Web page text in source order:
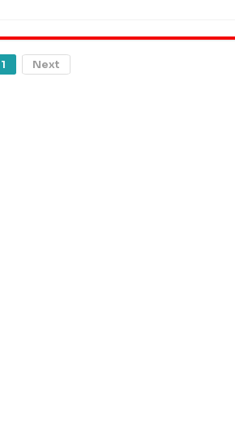
1 Next